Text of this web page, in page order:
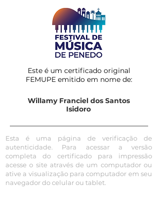
Este é um certificado original
FEMUPE emitido em nome de:
Willamy Franciel dos Santos
Isidoro
Esta é uma página de verificação de
autenticidade. Para acessar a versão
completa do certificado para impressão
acesse o site através de um computador ou
ative a visualização para computador em seu
navegador do celular ou tablet.